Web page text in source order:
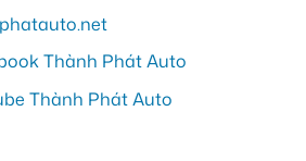
Thành Phát Auto
Thành Phát Auto